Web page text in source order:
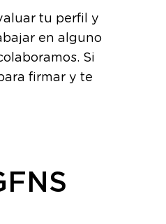
tu perfil y
en alguno
Si
firmar y te